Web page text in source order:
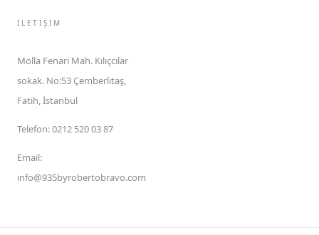
İLETIŞIM
Molla Fenari Mah. Kılıçcılar
sokak. No:53 Çemberlitaş,
Fatih, İstanbul
Telefon:0212 520 03 87
Email:
info@935byrobertobravo.com